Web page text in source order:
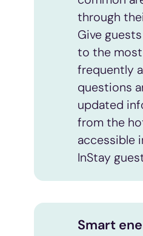
through
Give
to the most
frequently
questions
updated
from the
accessible
InStay
Smart